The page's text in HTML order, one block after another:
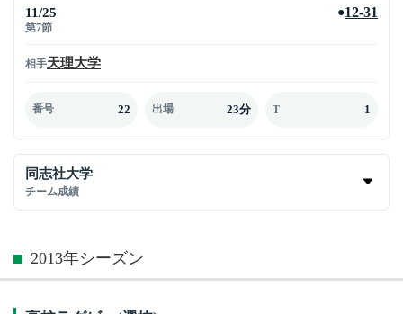
11/25
第7節
●12-31
相手天理大学
番号 22 出場 23分 T 1
同志社大学
チーム成績
2013年シーズン